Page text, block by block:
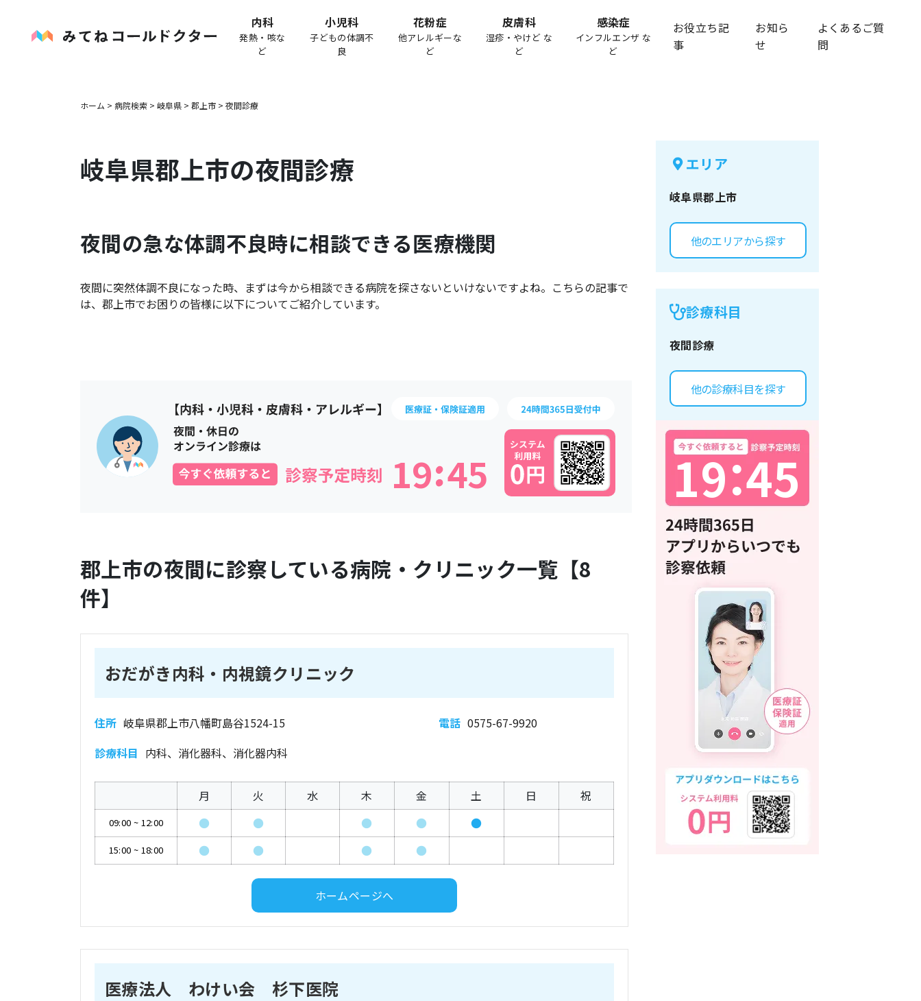
内科
発熱・咳な
ど
小児科
子どもの体調不
良
花粉症
他アレルギーな
ど
皮膚科
湿疹・やけど な
ど
感染症
インフルエンザ な
ど
お役立ち記
事
お知ら
せ
よくあるご質
問
ホーム > 病院検索 > 岐阜県 > 郡上市 > 夜間診療
岐阜県郡上市の夜間診療
夜間の急な体調不良時に相談できる医療機関
夜間に突然体調不良になった時、まずは今から相談できる病院を探さないといけないですよね。こちらの記事で
は、 郡上市でお困りの皆様に以下についてご紹介しています。
19 45
:
郡上市の夜間に診察している病院・クリニック一覧【8
件】
おだがき内科・内視鏡クリニック
住所 岐阜県郡上市八幡町島谷1524-15 電話 0575-67-9920
診療科目 内科、消化器科、消化器内科
月 火 水 木 金 土 日 祝
09:00 ~ 12:00 ● ● ● ● ●
15:00 ~ 18:00 ● ● ● ●
ホームページへ
医療法人 わけい会 杉下医院
エリア
岐阜県郡上市
他のエリアから探す
診療科目
夜間診療
他の診療科目を探す
19：
45